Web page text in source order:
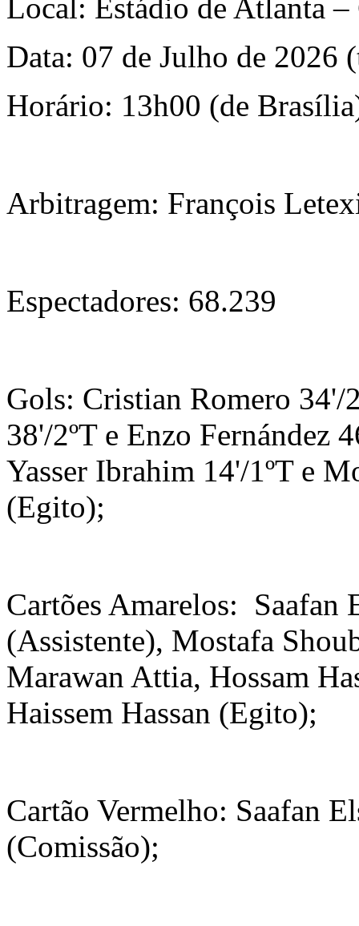
Local: Estádio de Atlanta
Data: 07 de Julho de 2026
Horário: 13h00 (de
Arbitragem: François
Espectadores: 68.239
Gols: Cristian Romero 34'/
38'/2ºT e Enzo Fernández
Yasser Ibrahim 14'/1ºT e
(Egito);
Cartões Amarelos: Saafan
(Assistente), Mostafa
Marawan Attia, Hossam
Haissem Hassan (Egito);
Cartão Vermelho: Saafan
(Comissão);